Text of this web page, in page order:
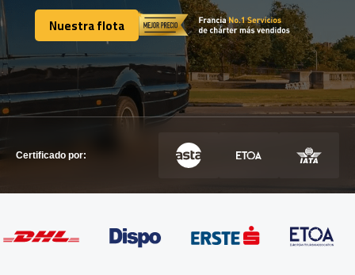
RECORRIDAS Show dropdown
Nuestra flota
Nuestra flota
Certificado por: